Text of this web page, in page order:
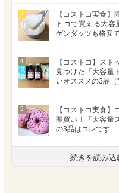
3
【コストコ実食】
トコで買える大
ゲンダッツも格安
4
【コストコ】スト
見つけた「大容量
いオススメの3品（
5
【コストコ実食】
即買い！「大容量
の3品はコレです
続きを読み込